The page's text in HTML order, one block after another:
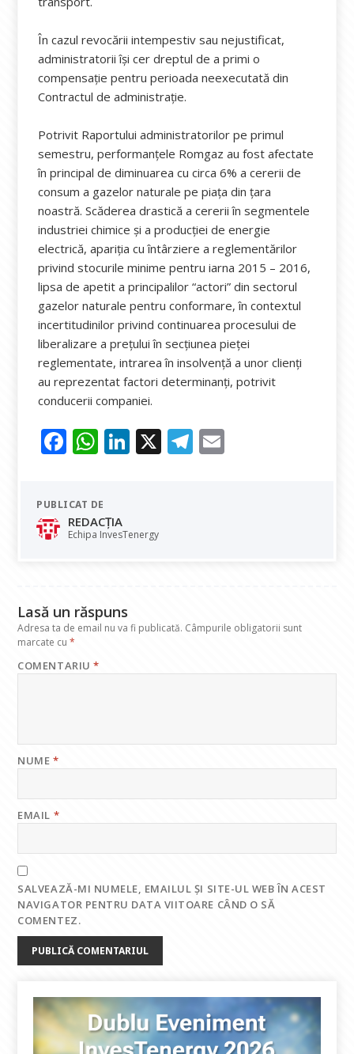
În cazul revocării intempestiv sau nejustificat,
administratorii își cer dreptul de a primi o
compensație pentru perioada neexecutată din
Contractul de administrație.
Potrivit Raportului administratorilor pe primul
semestru, performanţele Romgaz au fost afectate
în principal de diminuarea cu circa 6% a cererii de
consum a gazelor naturale pe piaţa din ţara
noastră. Scăderea drastică a cererii în segmentele
industriei chimice şi a producţiei de energie
electrică, apariţia cu întârziere a reglementărilor
privind stocurile minime pentru iarna 2015 – 2016,
lipsa de apetit a principalilor “actori” din sectorul
gazelor naturale pentru conformare, în contextul
incertitudinilor privind continuarea procesului de
liberalizare a preţului în secţiunea pieţei
reglementate, intrarea în insolvenţă a unor clienţi
au reprezentat factori determinanți, potrivit
conducerii companiei.
F
e
b
o
W
at
s
A
Li
dI
X T
PUBLICAT DE
REDACȚIA
Echipa InvesTenergy
Lasă un răspuns
Adresa ta de email nu va fi publicată. Câmpurile obligatorii sunt
marcate cu*
COMENTARIU*
NUME*
EMAIL *
SALVEAZĂ-MI NUMELE, EMAILUL ȘI SITE-UL WEB ÎN ACEST
NAVIGATOR PENTRU DATA VIITOARE CÂND O SĂ
COMENTEZ.